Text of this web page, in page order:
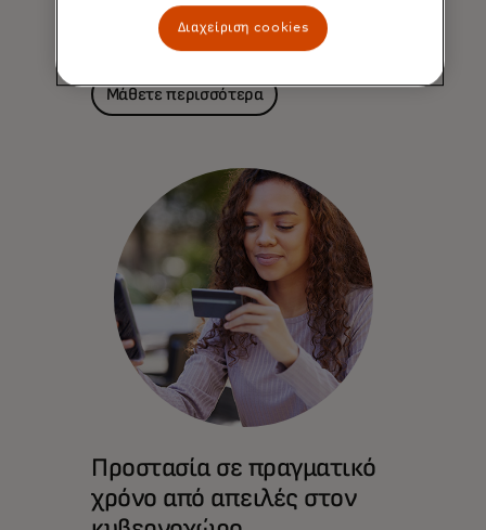
τάσεις, για να σας βοηθήσουμε να
ενισχύσετε την ανάπτυξή σας.
Μάθετε περισσότερα
Προστασία σε πραγματικό
χρόνο από απειλές στον
Διαχείριση cookies